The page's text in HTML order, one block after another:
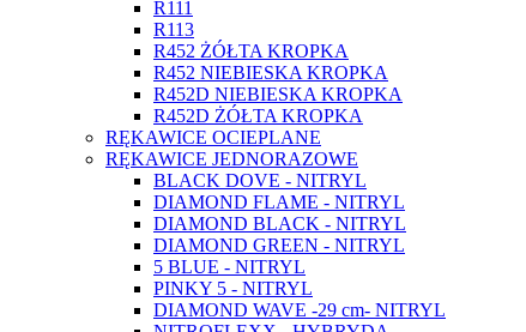
R111
R113
R452 ŻÓŁTA KROPKA
R452 NIEBIESKA KROPKA
R452D NIEBIESKA KROPKA
R452D ŻÓŁTA KROPKA
RĘKAWICE OCIEPLANE
RĘKAWICE JEDNORAZOWE
BLACK DOVE - NITRYL
DIAMOND FLAME - NITRYL
DIAMOND BLACK - NITRYL
DIAMOND GREEN - NITRYL
5 BLUE - NITRYL
PINKY 5 - NITRYL
DIAMOND WAVE -29 cm- NITRYL